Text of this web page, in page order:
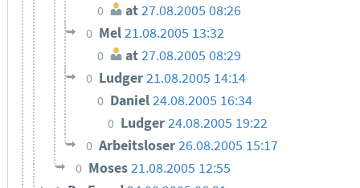
0 at27.08.2005 08:26
0 Mel21.08.2005 13:32
0 at27.08.2005 08:29
0 Ludger21.08.2005 14:14
0 Daniel24.08.2005 16:34
0 Ludger24.08.2005 19:22
0 Arbeitsloser26.08.2005 15:17
0 Moses21.08.2005 12:55